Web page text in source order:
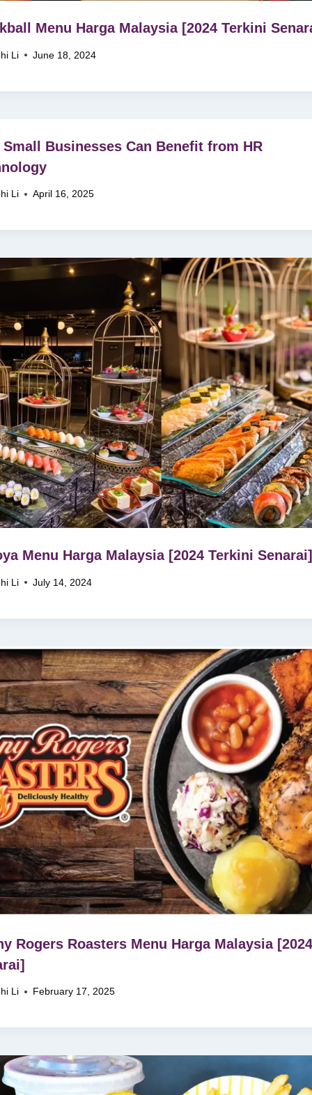
Menu Harga Malaysia [2024 Terkini
Li June 18, 2024
Small Businesses Can Benefit from HR
Li April 16, 2025
Menu Harga Malaysia [2024 Terkini Senarai]
Li July 14, 2024
Rogers Roasters Menu Harga Malaysia [2024
Li February 17, 2025